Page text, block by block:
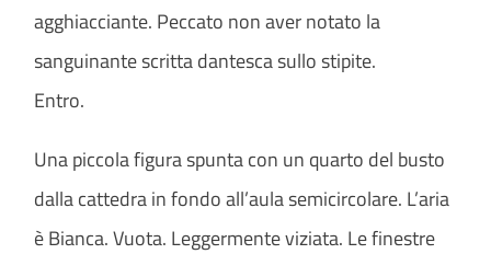
agghiacciante. Peccato non aver notato la
sanguinante scritta dantesca sullo stipite.
Entro.
Una piccola figura spunta con un quarto del busto
dalla cattedra in fondo all’aula semicircolare. L’aria
è Bianca. Vuota. Leggermente viziata. Le finestre